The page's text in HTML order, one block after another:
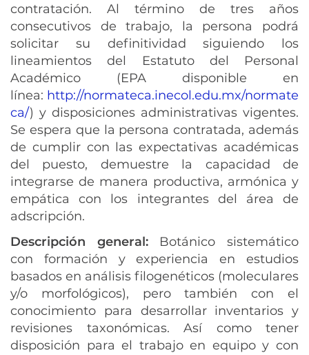
contratación. Al término de tres años
consecutivos de trabajo, la persona podrá
solicitar su definitividad siguiendo los
lineamientos del Estatuto del Personal
Académico (EPA disponible en
línea: http://normateca.inecol.edu.mx/normate
ca/) y disposiciones administrativas vigentes.
Se espera que la persona contratada, además
de cumplir con las expectativas académicas
del puesto, demuestre la capacidad de
integrarse de manera productiva, armónica y
empática con los integrantes del área de
adscripción.
Descripción general:Botánico sistemático
con formación y experiencia en estudios
basados en análisis filogenéticos (moleculares
y/o morfológicos), pero también con el
conocimiento para desarrollar inventarios y
revisiones taxonómicas. Así como tener
disposición para el trabajo en equipo y con